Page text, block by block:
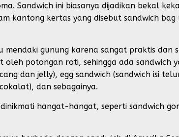
Sandwich ini biasanya dijadikan bekal
kantong kertas yang disebut sandwich bag
mendaki gunung karena sangat praktis dan
oleh potongan roti, sehingga ada sandwich
dan jelly), egg sandwich (sandwich isi
dan sebagainya.
hangat-hangat, seperti sandwich